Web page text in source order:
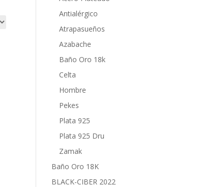
Antialérgico
Atrapasueños
Azabache
Baño Oro 18k
Celta
Hombre
Pekes
Plata 925
Plata 925 Dru
Zamak
Baño Oro 18K
BLACK-CIBER 2022